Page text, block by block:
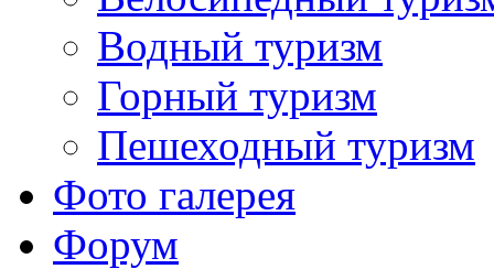
Водный туризм
Горный туризм
Пешеходный туризм
Фото галерея
Форум